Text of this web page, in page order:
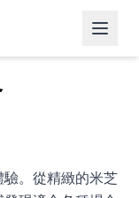
。從精緻的米芝